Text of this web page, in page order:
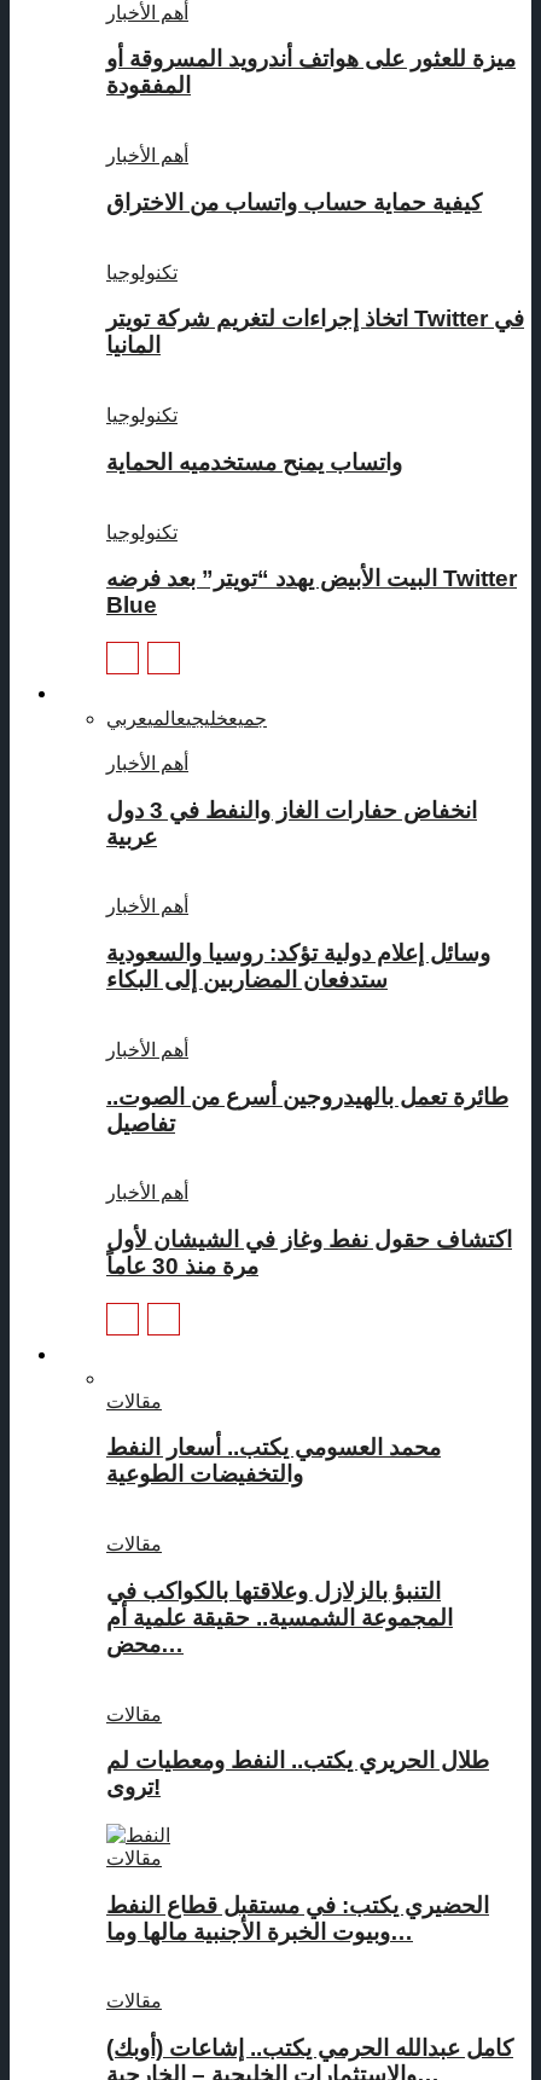
أهم الأخبار
ميزة للعثور على هواتف أندرويد المسروقة أو
المفقودة
أهم الأخبار
كيفية حماية حساب واتساب من الاختراق
تكنولوجيا
اتخاذ إجراءات لتغريم شركة تويتر Twitter في
المانيا
تكنولوجيا
واتساب يمنح مستخدميه الحماية
تكنولوجيا
البيت الأبيض يهدد “تويتر” بعد فرضه Twitter
Blue
جميعخليجيعالميعربي
أهم الأخبار
انخفاض حفارات الغاز والنفط في 3 دول
عربية
أهم الأخبار
وسائل إعلام دولية تؤكد: روسيا والسعودية
ستدفعان المضاربين إلى البكاء
أهم الأخبار
طائرة تعمل بالهيدروجين أسرع من الصوت..
تفاصيل
أهم الأخبار
اكتشاف حقول نفط وغاز في الشيشان لأول
مرة منذ 30 عاماً
مقالات
محمد العسومي يكتب.. أسعار النفط
والتخفيضات الطوعية
مقالات
التنبؤ بالزلازل وعلاقتها بالكواكب في
المجموعة الشمسية.. حقيقة علمية أم
محض…
مقالات
طلال الحريري يكتب.. النفط ومعطيات لم
تروى!
مقالات
الحضيري يكتب: في مستقبل قطاع النفط
وبيوت الخبرة الأجنبية مالها وما…
مقالات
كامل عبدالله الحرمي يكتب.. إشاعات (أوبك)
والاستثمارات الخليجية – الخارجية…